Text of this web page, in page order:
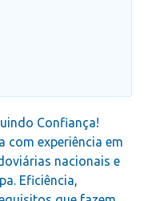
Confiança!
com experiência em
nacionais e
Eficiência,